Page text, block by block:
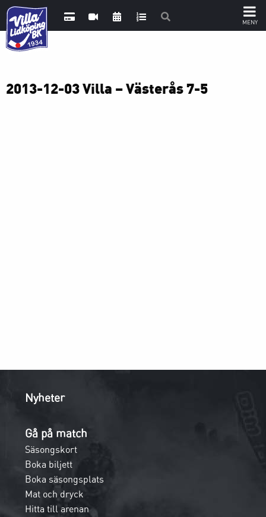
2013-12-03 Villa – Västerås 7-5
Nyheter
Gå på match
Säsongskort
Boka biljett
Boka säsongsplats
Mat och dryck
Hitta till arenan